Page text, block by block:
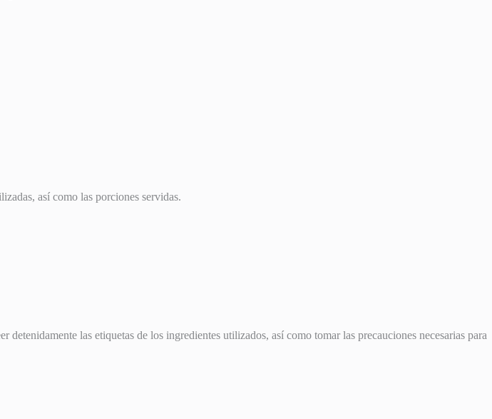
así como las porciones servidas.
las etiquetas de los ingredientes utilizados, así como tomar las precauciones necesarias para